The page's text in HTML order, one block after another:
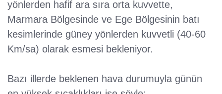
yönlerden hafif ara sıra orta kuvvette,
Marmara Bölgesinde ve Ege Bölgesinin batı
kesimlerinde güney yönlerden kuvvetli (40-60
Km/sa) olarak esmesi bekleniyor.
Bazı illerde beklenen hava durumuyla günün